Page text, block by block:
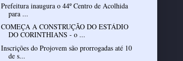
Prefeitura inaugura o 44º Centro de Acolhida
para ...
COMEÇA A CONSTRUÇÃO DO ESTÁDIO
DO CORINTHIANS - o ...
Inscrições do Projovem são prorrogadas até 10
de s...